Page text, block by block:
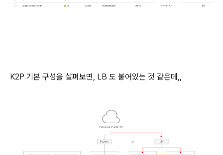
K2P 기본 구성을 살펴보면, LB 도 붙어있는 것 같은데,,